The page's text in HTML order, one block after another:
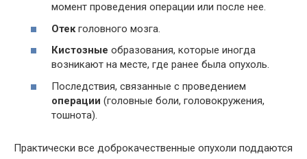
момент проведения операции или после нее.
Отек головного мозга.
Кистозные образования, которые иногда
возникают на месте, где ранее была опухоль.
Последствия, связанные с проведением
операции (головные боли, головокружения,
тошнота).
Практически все доброкачественные опухоли поддаются